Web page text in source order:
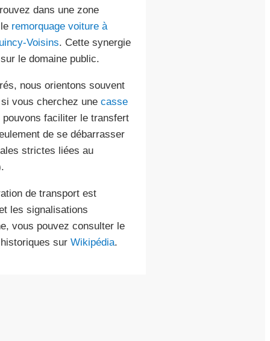
dans une zone
remorquage voiture à
Voisins. Cette synergie
le domaine public.
nous orientons souvent
vous cherchez une casse
pouvons faciliter le transfert
de se débarrasser
strictes liées au
de transport est
les signalisations
vous pouvez consulter le
sur Wikipédia.